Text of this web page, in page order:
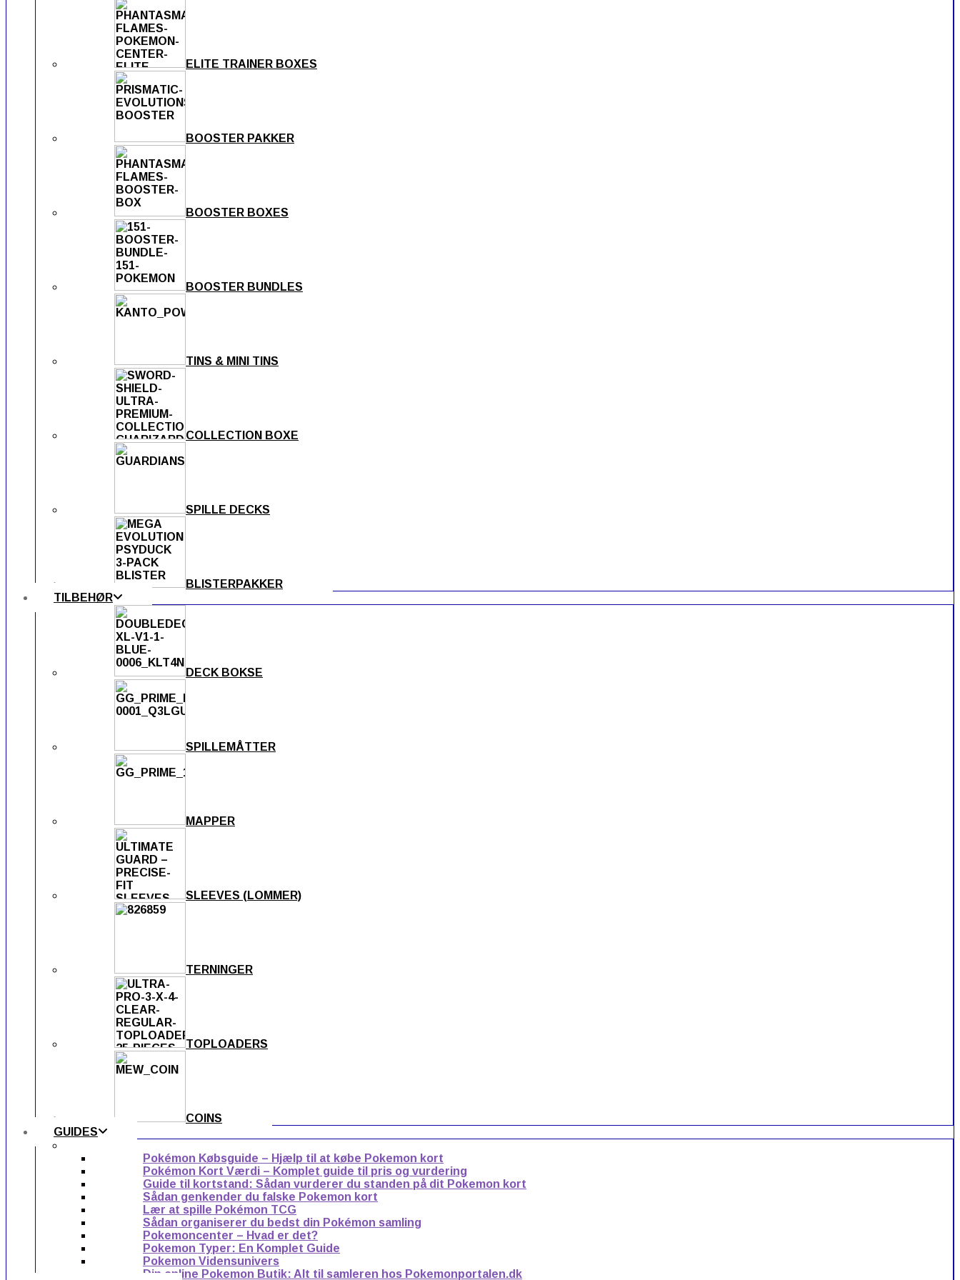
ELITE TRAINER BOXES
BOOSTER PAKKER
BOOSTER BOXES
BOOSTER BUNDLES
TINS & MINI TINS
COLLECTION BOXE
SPILLE DECKS
BLISTERPAKKER
TILBEHØR
DECK BOKSE
SPILLEMÅTTER
MAPPER
SLEEVES (LOMMER)
TERNINGER
TOPLOADERS
COINS
GUIDES
Pokémon Købsguide – Hjælp til at købe Pokemon kort
Pokémon Kort Værdi – Komplet guide til pris og vurdering
Guide til kortstand: Sådan vurderer du standen på dit Pokemon kort
Sådan genkender du falske Pokemon kort
Lær at spille Pokémon TCG
Sådan organiserer du bedst din Pokémon samling
Pokemoncenter – Hvad er det?
Pokemon Typer: En Komplet Guide
Pokemon Vidensunivers
Din online Pokemon Butik: Alt til samleren hos Pokemonportalen.dk